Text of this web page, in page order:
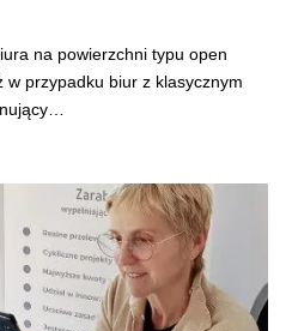
na powierzchni typu open
przypadku biur z klasycznym